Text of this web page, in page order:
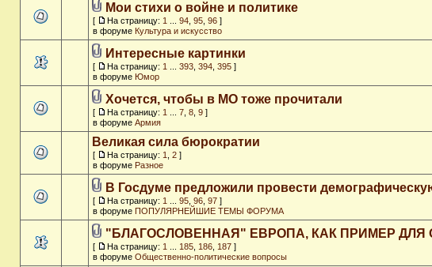
Мои стихи о войне и политике
[ На страницу: 1 94 95 96 ]
в форуме Культура и искусство
Интересные картинки
[ На страницу: 1 393 394 395 ]
в форуме Юмор
Хочется, чтобы в МО тоже прочитали
[ На страницу: 1 7 8 9 ]
в форуме Армия
Великая сила бюрократии
[ На страницу: 1 2 ]
в форуме Разное
В Госдуме предложили провести
[ На страницу: 1 95 96 97 ]
в форуме ПОПУЛЯРНЕЙШИЕ ТЕМЫ ФОРУМА
"БЛАГОСЛОВЕННАЯ" ЕВРОПА, КАК ПРИМЕР ДЛЯ
[ На страницу: 1 185 186 187 ]
в форуме Общественно-политические вопросы